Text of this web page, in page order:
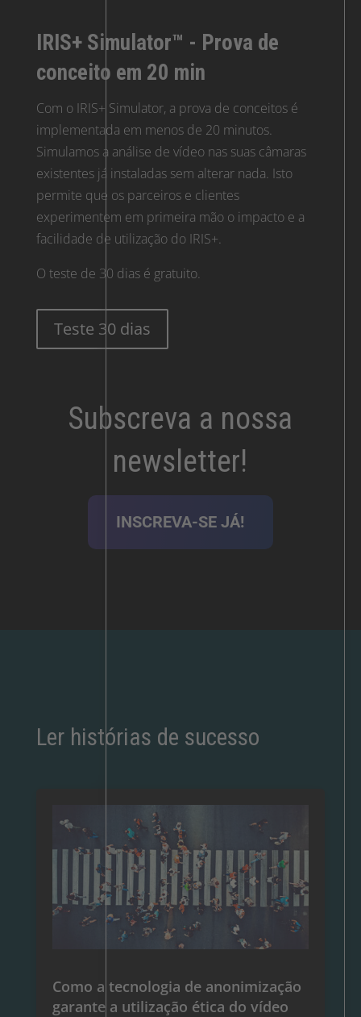
IRIS+ Simulator™ - Prova de
conceito em 20 min
Com o IRIS+ Simulator, a prova de conceitos é
implementada em menos de 20 minutos.
Simulamos a análise de vídeo nas suas câmaras
existentes já instaladas sem alterar nada. Isto
permite que os parceiros e clientes
experimentem em primeira mão o impacto e a
facilidade de utilização do IRIS+.
O teste de 30 dias é gratuito.
Teste 30 dias
Subscreva a nossa
newsletter!
INSCREVA-SE JÁ!
Ler histórias de sucesso
Como a tecnologia de anonimização
garante a utilização ética do vídeo